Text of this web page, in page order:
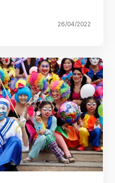
26/04/2022